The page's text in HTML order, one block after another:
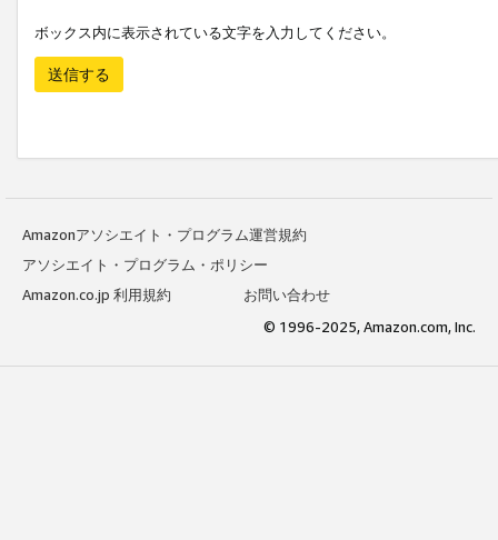
ボックス内に表示されている文字を入力してください。
送信する
Amazonアソシエイト・プログラム運営規約
アソシエイト・プログラム・ポリシー
Amazon.co.jp 利用規約
お問い合わせ
© 1996-2025, Amazon.com, Inc.